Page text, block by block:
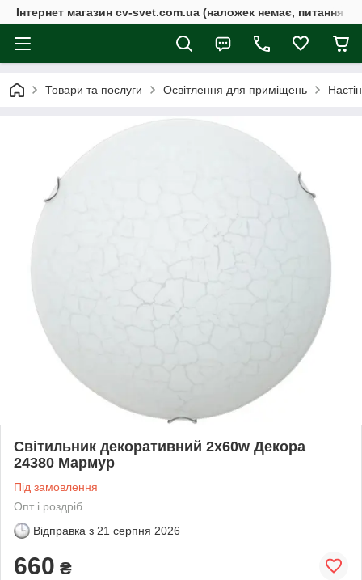
Інтернет магазин cv-svet.com.ua (наложек немає, питання у
Товари та послуги Освітлення для приміщень
Світильник декоративний 2х60w Декора
24380 Мармур
Під замовлення
Опт і роздріб
Відправка з 21 серпня 2026
660 ₴